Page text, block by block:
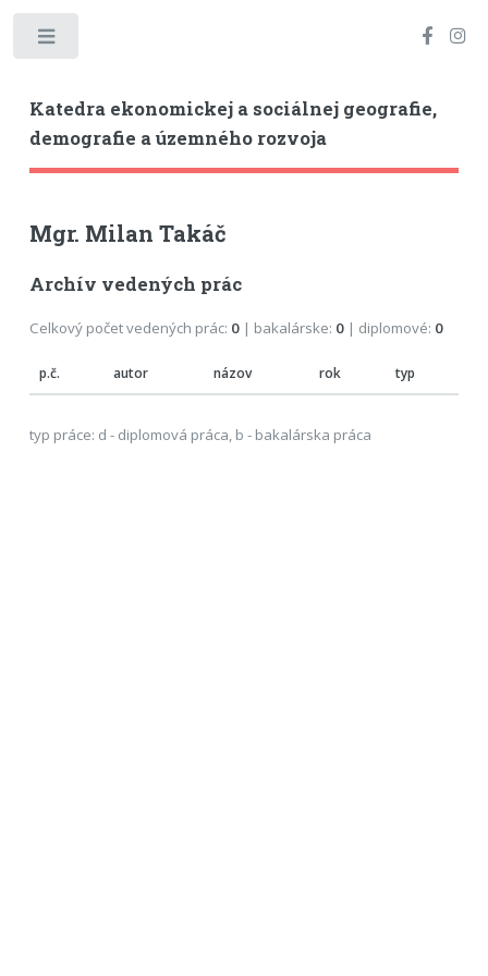
Katedra ekonomickej a sociálnej geografie,
demografie a územného rozvoja
Mgr. Milan Takáč
Archív vedených prác
Celkový počet vedených prác: 0| bakalárske: 0| diplomové: 0
p.č. autor názov rok typ
typ práce: d - diplomová práca, b - bakalárska práca